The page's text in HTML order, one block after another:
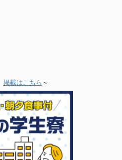
掲載はこちら ～